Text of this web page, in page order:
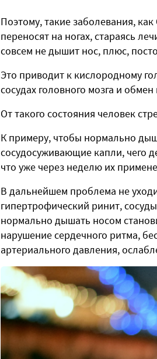
Поэтому, такие заболевания,
переносят на ногах, стараясь
совсем не дышит нос, плюс,
Это приводит к кислородному
сосудах головного мозга и
От такого состояния человек
К примеру, чтобы нормально
сосудосуживающие капли, чего
что уже через неделю их
В дальнейшем проблема не
гипертрофический ринит,
нормально дышать носом
нарушение сердечного ритма,
артериального давления,